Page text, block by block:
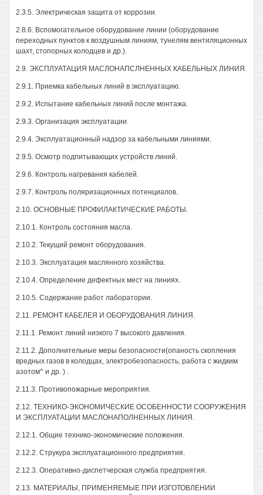
2.3.5. Электрическая защита от коррозии.
2.8.6. Вспомогательное оборудование линии (оборудование
переходных пунктов к воздушным линиям, тунелям вентиляционных
шахт, стопорных колодцев и др.).
2.9. ЭКСПЛУАТАЦИЯ МАСЛОНАПСЛНЕННЫХ КАБЕЛЬНЫХ ЛИНИЯ.
2.9.1. Приемка кабельных линий в эксплуатацию.
2.9.2. Испытание кабельных линий после монтажа.
2.9.3. Организация эксплуатации.
2.9.4. Эксплуатационный надзор за кабельными линиями.
2.9.5. Осмотр подпитывающих устройств линий.
2.9.6. Контроль нагревания кабелей.
2.9.7. Контроль поляризационных потенциалов.
2.10. ОСНОВНЫЕ ПРОФИЛАКТИЧЕСКИЕ РАБОТЫ.
2.10.1. Контроль состояния масла.
2.10.2. Текущий ремонт оборудования.
2.10.3. Эксплуатация маслянного хозяйства.
2.10.4. Определение дефектных мест на линиях.
2.10.5. Содержание работ лаборатории.
2.11. РЕМОНТ КАБЕЛЕЯ И ОБОРУДОВАНИЯ ЛИНИЯ.
2.11.1. Ремонт линий низкого 7 высокого давления.
2.11.2. Дополнительные меры безопасности(опаность скопления
вредных газов в колодцах, электробезопасность, работа с жидким
азотом^ и др. ) .
2.11.3. Противопожарные мероприятия.
2.12. ТЕХНИКО-ЭКОНОМИЧЕСКИЕ ОСОБЕННОСТИ СООРУЖЕНИЯ
И ЭКСПЛУАТАЦИИ МАСЛОНАПОЛНЕННЫХ ЛИНИЯ.
2.12.1. Общие технико-экономические положения.
2.12.2. Струкура эксплуатационного предприятия.
2.12.3. Оперативно-диспетчерская служба предприятия.
2.13. МАТЕРИАЛЫ, ПРИМЕНЯЕМЫЕ ПРИ ИЗГОТОВЛЕНИИ